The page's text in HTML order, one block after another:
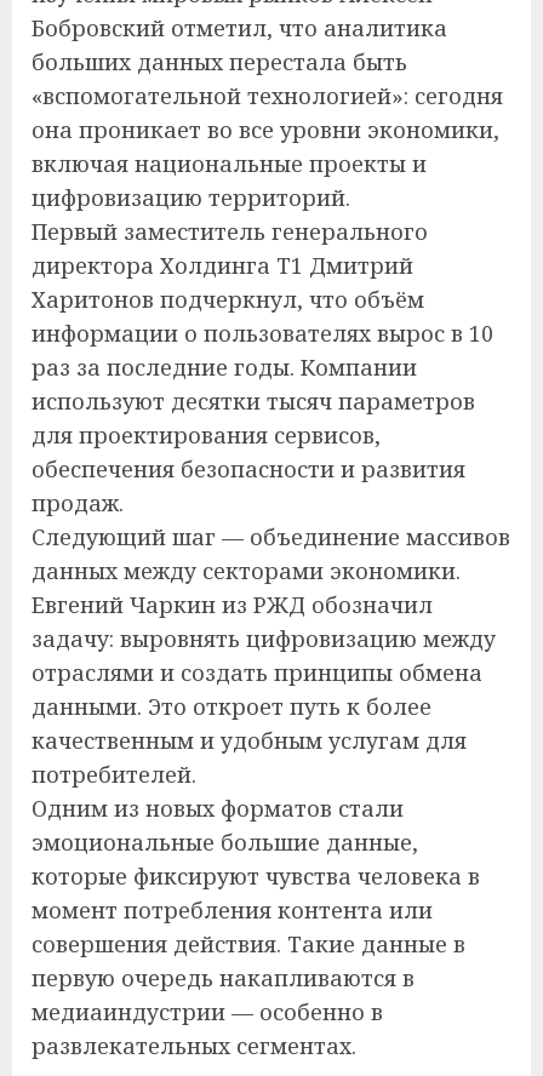
Бобровский отметил, что аналитика
больших данных перестала быть
«вспомогательной технологией»: сегодня
она проникает во все уровни экономики,
включая национальные проекты и
цифровизацию территорий.
Первый заместитель генерального
директора Холдинга Т1 Дмитрий
Харитонов подчеркнул, что объём
информации о пользователях вырос в 10
раз за последние годы. Компании
используют десятки тысяч параметров
для проектирования сервисов,
обеспечения безопасности и развития
продаж.
Следующий шаг — объединение массивов
данных между секторами экономики.
Евгений Чаркин из РЖД обозначил
задачу: выровнять цифровизацию между
отраслями и создать принципы обмена
данными. Это откроет путь к более
качественным и удобным услугам для
потребителей.
Одним из новых форматов стали
эмоциональные большие данные,
которые фиксируют чувства человека в
момент потребления контента или
совершения действия. Такие данные в
первую очередь накапливаются в
медиаиндустрии — особенно в
развлекательных сегментах.